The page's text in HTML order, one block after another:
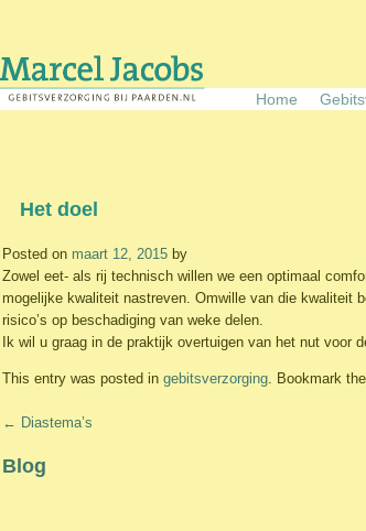
Skip
to
content
Home
Het doel
Posted on maart 12, 2015 by
Zowel eet- als rij technisch willen we een optimaal
mogelijke kwaliteit nastreven. Omwille van die kwaliteit
risico’s op beschadiging van weke delen.
Ik wil u graag in de praktijk overtuigen van het nut voor
This entry was posted in gebitsverzorging. Bookmark the
Post
← Diastema’s
Blog